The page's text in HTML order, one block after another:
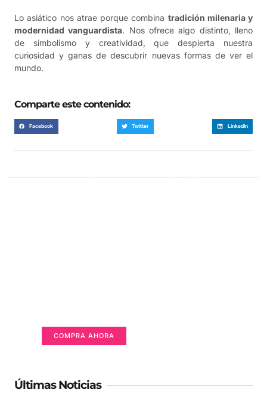
Lo asiático nos atrae porque combina tradición milenaria y
modernidad vanguardista. Nos ofrece algo distinto, lleno
de simbolismo y creatividad, que despierta nuestra
curiosidad y ganas de descubrir nuevas formas de ver el
mundo.
Comparte este contenido:
Facebook Twitter LinkedIn
COMPRA AHORA
Últimas Noticias